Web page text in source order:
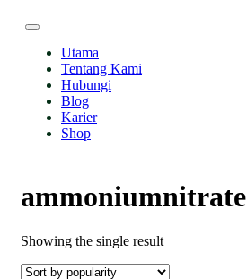
Utama
Tentang Kami
Hubungi
Blog
Karier
Shop
ammoniumnitrate
Showing the single result